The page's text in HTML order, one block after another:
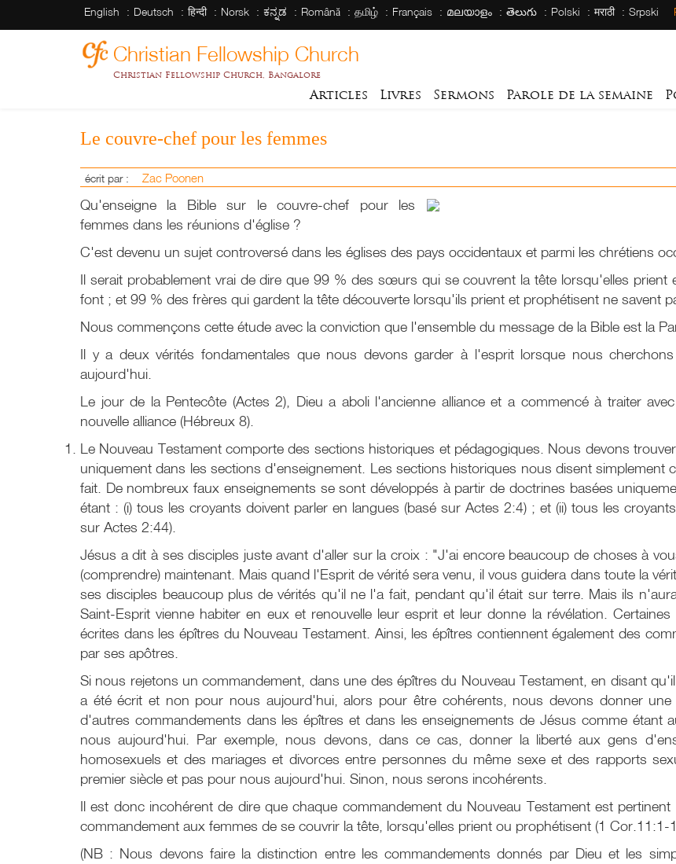
English Deutsch हिन्दी Norsk ಕನ್ನಡ Română தமிழ் Français മലയാളം తెలుగు Polski मराठी Srpski
Christian Fellowship Church
Christian Fellowship Church, Bangalore
Articles Livres Sermons Parole de la semaine
Le couvre-chef pour les femmes
écrit par : Zac Poonen
Qu'enseigne la Bible sur le couvre-chef pour les
femmes dans les réunions d'église ?
C'est devenu un sujet controversé dans les églises des pays occidentaux et parmi les chrétiens
Il serait probablement vrai de dire que 99 % des sœurs qui se couvrent la tête lorsqu'elles prient
font ; et 99 % des frères qui gardent la tête découverte lorsqu'ils prient et prophétisent ne savent
Nous commençons cette étude avec la conviction que l'ensemble du message de la Bible est la
Il y a deux vérités fondamentales que nous devons garder à l'esprit lorsque nous
aujourd'hui.
Le jour de la Pentecôte (Actes 2), Dieu a aboli l'ancienne alliance et a commencé à traiter
nouvelle alliance (Hébreux 8).
Le Nouveau Testament comporte des sections historiques et pédagogiques. Nous devons
uniquement dans les sections d'enseignement. Les sections historiques nous disent simplement
fait. De nombreux faux enseignements se sont développés à partir de doctrines basées
étant : (i) tous les croyants doivent parler en langues (basé sur Actes 2:4) ; et (ii) tous les
sur Actes 2:44).
Jésus a dit à ses disciples juste avant d'aller sur la croix : "J'ai encore beaucoup de choses à
(comprendre) maintenant. Mais quand l'Esprit de vérité sera venu, il vous guidera dans toute la
ses disciples beaucoup plus de vérités qu'il ne l'a fait, pendant qu'il était sur terre. Mais ils
Saint-Esprit vienne habiter en eux et renouvelle leur esprit et leur donne la révélation.
écrites dans les épîtres du Nouveau Testament. Ainsi, les épîtres contiennent également des
par ses apôtres.
Si nous rejetons un commandement, dans une des épîtres du Nouveau Testament, en disant
a été écrit et non pour nous aujourd'hui, alors pour être cohérents, nous devons donner une
d'autres commandements dans les épîtres et dans les enseignements de Jésus comme étant
nous aujourd'hui. Par exemple, nous devons, dans ce cas, donner la liberté aux gens
homosexuels et des mariages et divorces entre personnes du même sexe et des rapports
premier siècle et pas pour nous aujourd'hui. Sinon, nous serons incohérents.
Il est donc incohérent de dire que chaque commandement du Nouveau Testament est
commandement aux femmes de se couvrir la tête, lorsqu'elles prient ou prophétisent (1 Cor.11:1-
(NB : Nous devons faire la distinction entre les commandements donnés par Dieu et les